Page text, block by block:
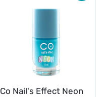
Co Nail's Effect Neon